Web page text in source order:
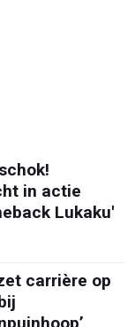
in actie
Lukaku'
carrière op